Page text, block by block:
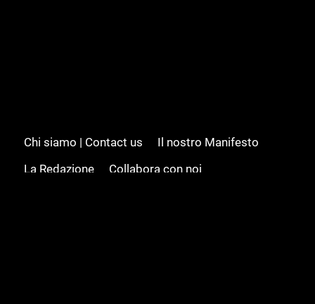
Chi siamo | Contact us
Il nostro Manifesto
La Redazione
Collabora con noi